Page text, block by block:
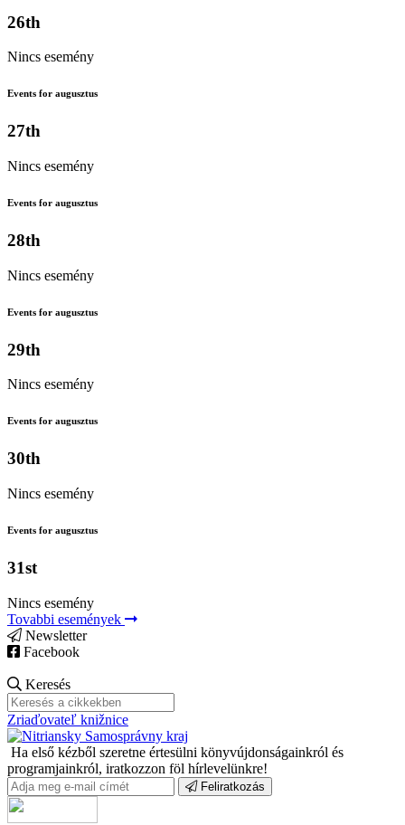
26th
Nincs esemény
Events for augusztus
27th
Nincs esemény
Events for augusztus
28th
Nincs esemény
Events for augusztus
29th
Nincs esemény
Events for augusztus
30th
Nincs esemény
Events for augusztus
31st
Nincs esemény
Tovabbi események
Newsletter
Facebook
Keresés
Zriaďovateľ knižnice
Ha első kézből szeretne értesülni könyvújdonságainkról és
programjainkról, iratkozzon föl hírlevelünkre!
Feliratkozás